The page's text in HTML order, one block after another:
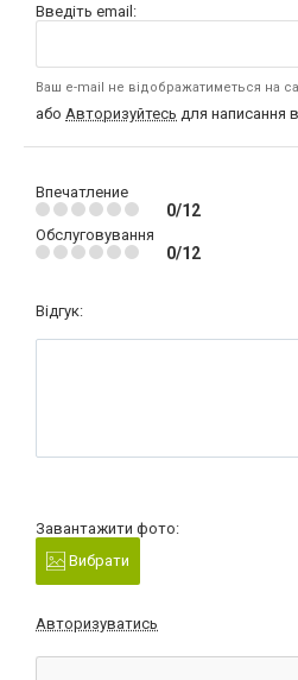
Введіть email:
Ваш e-mail не відображатиметься на
або Авторизуйтесь для написання
Впечатление
0/12
Обслуговування
0/12
Відгук:
Завантажити фото:
Вибрати
Авторизуватись